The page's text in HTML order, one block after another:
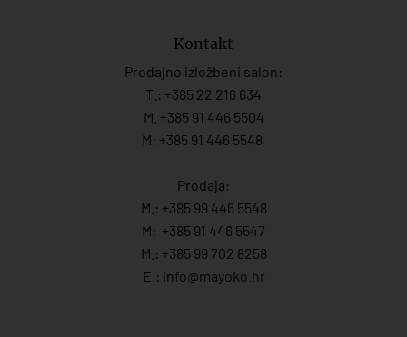
Kontakt
Prodajno izložbeni salon:
T.: +385 22 216 634
M. +385 91 446 5504
M: +385 91 446 5548
Prodaja:
M.: +385 99 446 5548
M: +385 91 446 5547
M.: +385 99 702 8258
E.: info@mayoko. hr